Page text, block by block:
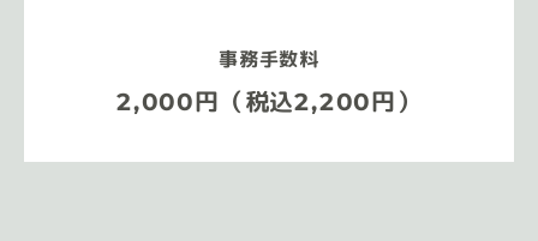
事務手数料
2,000円（税込2,200円）